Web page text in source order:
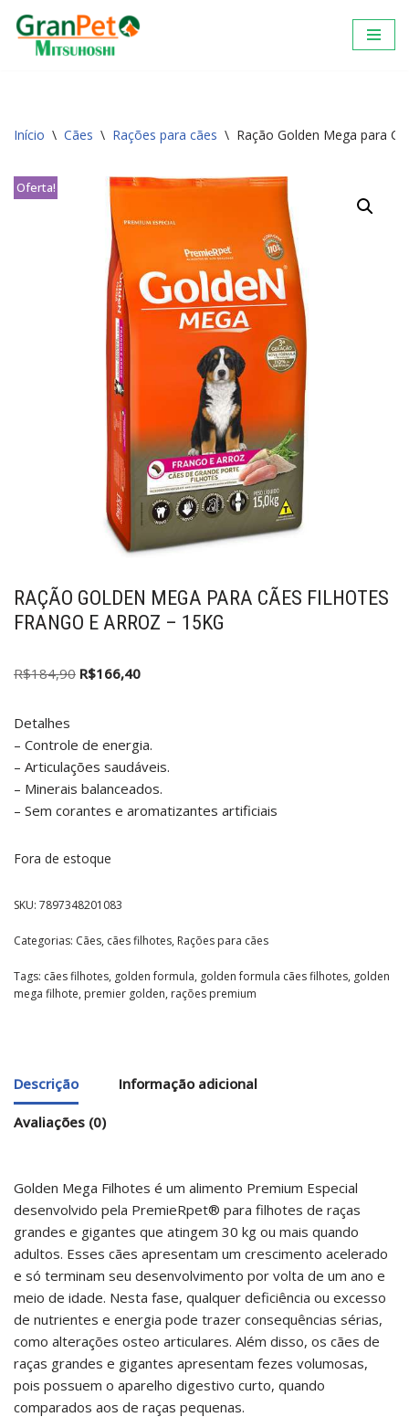
Pular
Início \ Cães \ Rações para cães \ Ração Golden Mega para
Oferta!
RAÇÃO GOLDEN MEGA PARA CÃES FILHOTES
FRANGO E ARROZ – 15KG
R$184,90 R$166,40
Detalhes
– Controle de energia.
– Articulações saudáveis.
– Minerais balanceados.
– Sem corantes e aromatizantes artificiais
Fora de estoque
SKU: 7897348201083
Categorias: Cães, cães filhotes, Rações para cães
Tags: cães filhotes, golden formula, golden formula cães filhotes, golden
mega filhote, premier golden, rações premium
Descrição Informação adicional
Avaliações (0)
Golden Mega Filhotes é um alimento Premium Especial
desenvolvido pela PremieRpet® para filhotes de raças
grandes e gigantes que atingem 30 kg ou mais quando
adultos. Esses cães apresentam um crescimento acelerado
e só terminam seu desenvolvimento por volta de um ano e
meio de idade. Nesta fase, qualquer deficiência ou excesso
de nutrientes e energia pode trazer consequências sérias,
como alterações osteo articulares. Além disso, os cães de
raças grandes e gigantes apresentam fezes volumosas,
pois possuem o aparelho digestivo curto, quando
comparados aos de raças pequenas.